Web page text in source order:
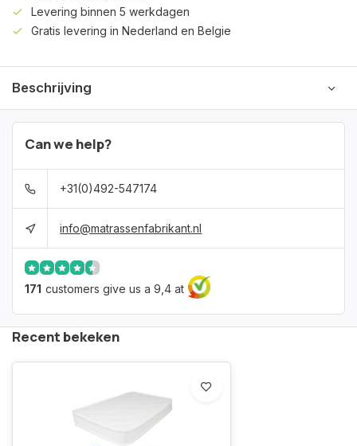
Levering binnen 5 werkdagen
Gratis levering in Nederland en Belgie
Beschrijving
Can we help?
+31(0)492-547174
info@matrassenfabrikant.nl
171 customers give us a 9,4 at
Recent bekeken